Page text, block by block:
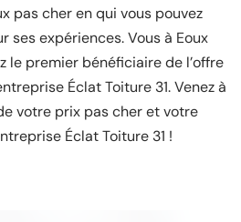
pas cher en qui vous pouvez
ses expériences. Vous à Eoux
le premier bénéficiaire de l’offre
Éclat Toiture 31. Venez à
votre prix pas cher et votre
Éclat Toiture 31 !